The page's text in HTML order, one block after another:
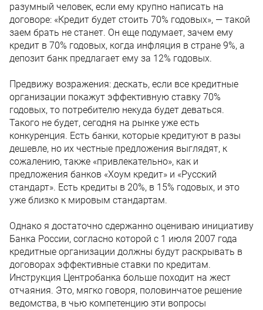
разумный человек, если ему крупно написать на
договоре: «Кредит будет стоить 70% годовых», — такой
заeм брать не станет. Он еще подумает, зачем ему
кредит в 70% годовых, когда инфляция в стране 9%, а
депозит банк предлагает ему за 12% годовых.
Предвижу возражения: дескать, если все кредитные
организации покажут эффективную ставку 70%
годовых, то потребителю некуда будет деваться.
Такого не будет, сегодня на рынке уже есть
конкуренция. Есть банки, которые кредитуют в разы
дешевле, но их честные предложения выглядят, к
сожалению, также «привлекательно», как и
предложения банков «Хоум кредит» и «Русский
стандарт». Есть кредиты в 20%, в 15% годовых, и это
уже близко к мировым стандартам.
Однако я достаточно сдержанно оцениваю инициативу
Банка России, согласно которой с 1 июля 2007 года
кредитные организации должны будут раскрывать в
договорах эффективные ставки по кредитам.
Инструкция Центробанка больше походит на жест
отчаяния. Это, мягко говоря, половинчатое решение
ведомства, в чью компетенцию эти вопросы